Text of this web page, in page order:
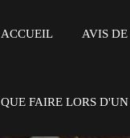
ACCUEIL AVIS DE
QUE FAIRE LORS D'UN